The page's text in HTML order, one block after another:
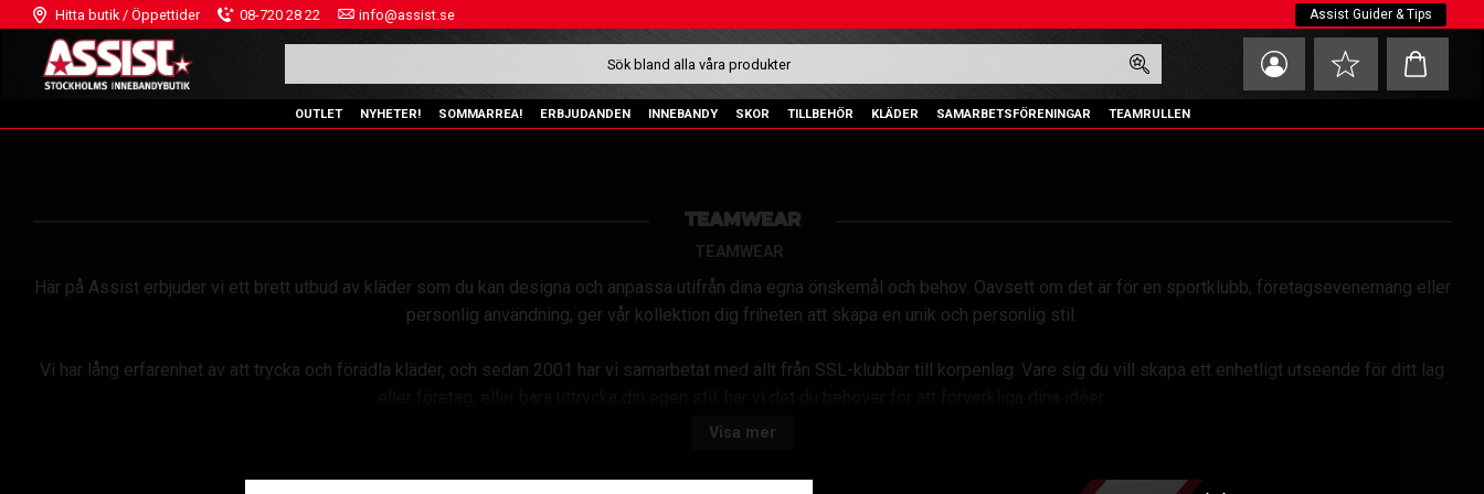
Hitta butik / Öppettider 08-720 28 22 info@assist.se Assist Guider & Tips
Favoriter
Kundvagn
OUTLET NYHETER! SOMMARREA! ERBJUDANDEN INNEBANDY SKOR TILLBEHÖR KLÄDER SAMARBETSFÖRENINGAR TEAMRULLEN
TEAMWEAR
TEAMWEAR
Här på Assist erbjuder vi ett brett utbud av kläder som du kan designa och anpassa utifrån dina egna önskemål och behov. Oavsett om det är för en sportklubb, företagsevenemang eller
personlig användning, ger vår kollektion dig friheten att skapa en unik och personlig stil.
Vi har lång erfarenhet av att trycka och förädla kläder, och sedan 2001 har vi samarbetat med allt från SSL-klubbar till korpenlag. Vare sig du vill skapa ett enhetligt utseende för ditt lag
grafiska profilen för flera föreningar och förbund. Har du specifika önskemål kring tryck? Kontakta oss gärna på info@assist.se så hjälper vi dig att skapa precis det du behöver!
Visa mer